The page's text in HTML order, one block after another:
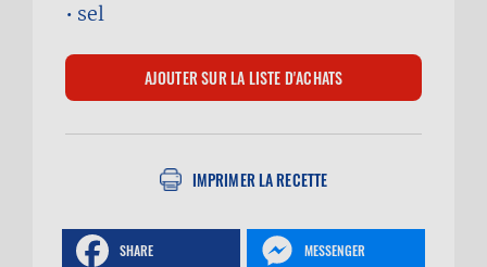
sel
IMPRIMER LA RECETTE
SHARE MESSENGER